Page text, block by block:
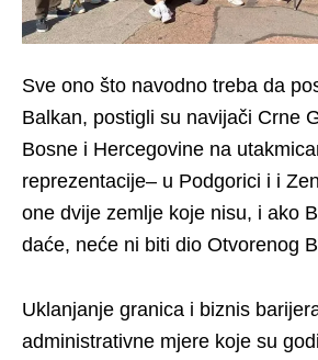
Sve ono što navodno treba da
Balkan, postigli su navijači Crne
Bosne i Hercegovine na
reprezentacije– u Podgorici i i
one dvije zemlje koje nisu, i ako
daće, neće ni biti dio Otvorenog
Uklanjanje granica i biznis
administrativne mjere koje su